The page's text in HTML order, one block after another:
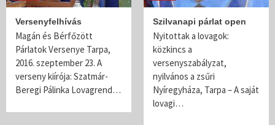
Versenyfelhívás
Magán és Bérfőzött
Párlatok Versenye Tarpa,
2016. szeptember 23. A
verseny kiírója: Szatmár-
Beregi Pálinka Lovagrend…
Szilvanapi párlat open
Nyitottak a lovagok:
közkincs a
versenyszabályzat,
nyilvános a zsűri
Nyíregyháza, Tarpa – A saját
lovagi…